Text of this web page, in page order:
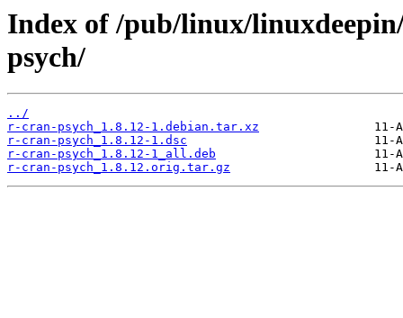
Index of /pub/linux/
psych/
../
r-cran-psych_1.8.12-1.debian.tar.xz
r-cran-psych_1.8.12-1.dsc
r-cran-psych_1.8.12-1_all.deb
r-cran-psych_1.8.12.orig.tar.gz